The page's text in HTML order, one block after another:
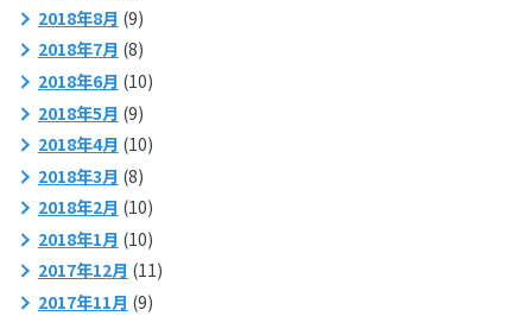
2018年8月 (9)
2018年7月 (8)
2018年6月 (10)
2018年5月 (9)
2018年4月 (10)
2018年3月 (8)
2018年2月 (10)
2018年1月 (10)
2017年12月 (11)
2017年11月 (9)